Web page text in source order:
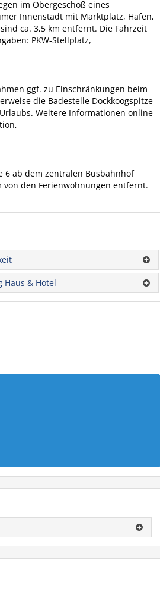
im Obergeschoß eines
Innenstadt mit Marktplatz, Hafen,
ca. 3,5 km entfernt. Die Fahrzeit
PKW-Stellplatz,
ggf. zu Einschränkungen beim
die Badestelle Dockkoogspitze
Weitere Informationen online
6 ab dem zentralen Busbahnhof
von den Ferienwohnungen entfernt.
Haus & Hotel